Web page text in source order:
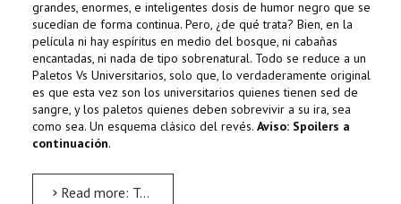
grandes, enormes, e inteligentes dosis de humor negro que se
sucedían de forma continua. Pero, ¿de qué trata? Bien, en la
película ni hay espíritus en medio del bosque, ni cabañas
encantadas, ni nada de tipo sobrenatural. Todo se reduce a un
Paletos Vs Universitarios, solo que, lo verdaderamente original
es que esta vez son los universitarios quienes tienen sed de
sangre, y los paletos quienes deben sobrevivir a su ira, sea
como sea. Un esquema clásico del revés. Aviso: Spoilers a
continuación.
Read more: Tucker & Dale contra el mal. Película recomendada